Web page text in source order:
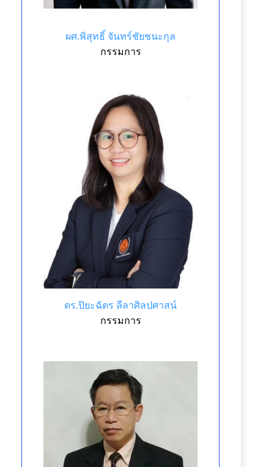
ผศ.พิสุทธิ์ จันทร์ชัยชนะกุล
กรรมการ
ดร.ปิยะฉัตร ลีลาศิลปศาสน์
กรรมการ